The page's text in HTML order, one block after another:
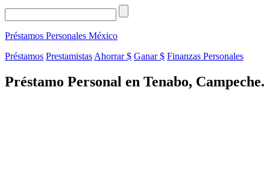
Préstamos Personales México
Préstamos Prestamistas Ahorrar $ Ganar $ Finanzas Personales
Préstamo Personal en Tenabo, Campeche.